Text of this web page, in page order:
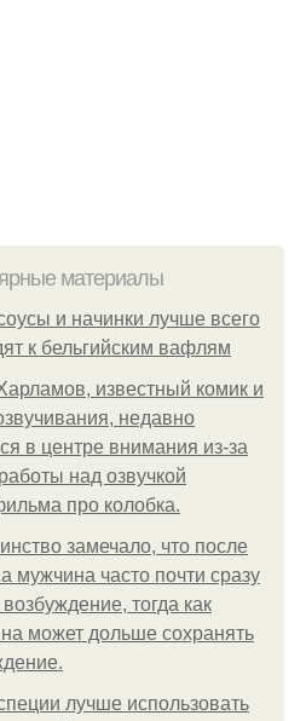
материалы
и начинки лучше всего
к бельгийским вафлям
известный комик и
недавно
в центре внимания из-за
над озвучкой
про колобка.
замечало, что после
мужчина часто почти сразу
возбуждение, тогда как
может дольше сохранять
лучше использовать